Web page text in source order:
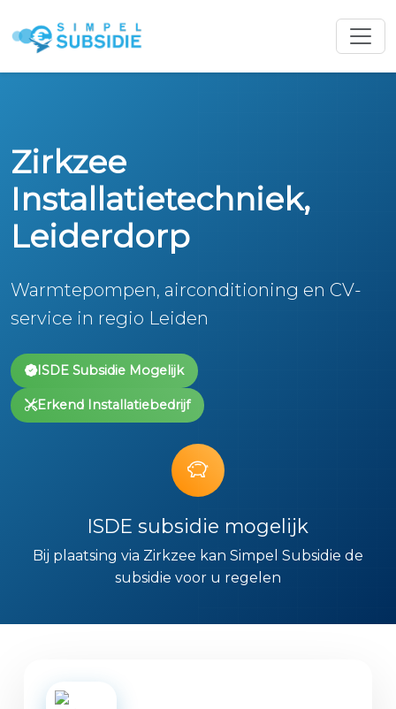
Zirkzee
Installatietechniek,
Leiderdorp
Warmtepompen, airconditioning en CV-
service in regio Leiden
ISDE Subsidie Mogelijk
Erkend Installatiebedrijf
ISDE subsidie mogelijk
Bij plaatsing via Zirkzee kan Simpel Subsidie de
subsidie voor u regelen